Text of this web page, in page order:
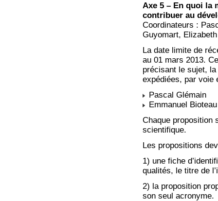
Axe 5 – En quoi la
contribuer au
Coordinateurs :
Guyomart,
La date limite de
au 01 mars 2013.
précisant le sujet,
expédiées, par voie
Pascal Glémain
Emmanuel Bioteau
Chaque proposition
scientifique.
Les propositions
1) une fiche
qualités, le titre de
2) la proposition
son seul acronyme.